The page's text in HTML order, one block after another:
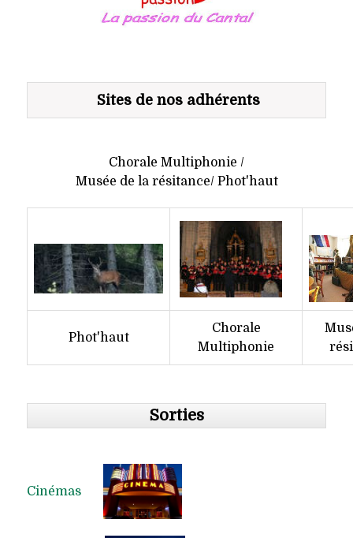
Sites de nos adhérents
Chorale Multiphonie /
Musée de la résitance/ Phot'haut
Phot'haut
Chorale
Multiphonie
Sorties
Cinémas